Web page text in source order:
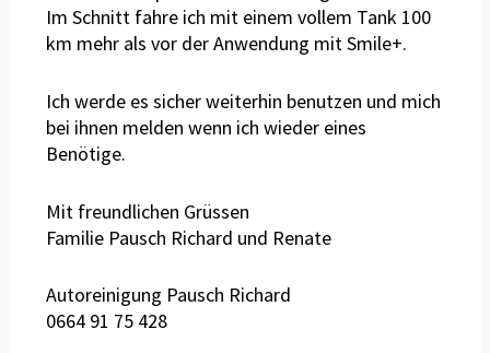
Im Schnitt fahre ich mit einem vollem Tank 100
km mehr als vor der Anwendung mit Smile+.
Ich werde es sicher weiterhin benutzen und mich
bei ihnen melden wenn ich wieder eines
Benötige.
Mit freundlichen Grüssen
Familie Pausch Richard und Renate
Autoreinigung Pausch Richard
0664 91 75 428